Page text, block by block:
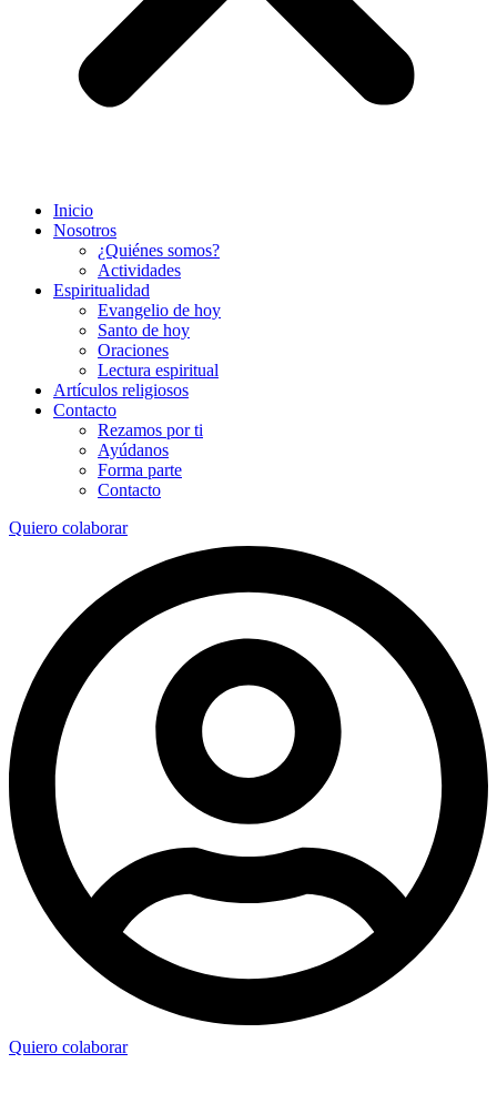
Inicio
Nosotros
¿Quiénes somos?
Actividades
Espiritualidad
Evangelio de hoy
Santo de hoy
Oraciones
Lectura espiritual
Artículos religiosos
Contacto
Rezamos por ti
Ayúdanos
Forma parte
Contacto
Quiero colaborar
Quiero colaborar